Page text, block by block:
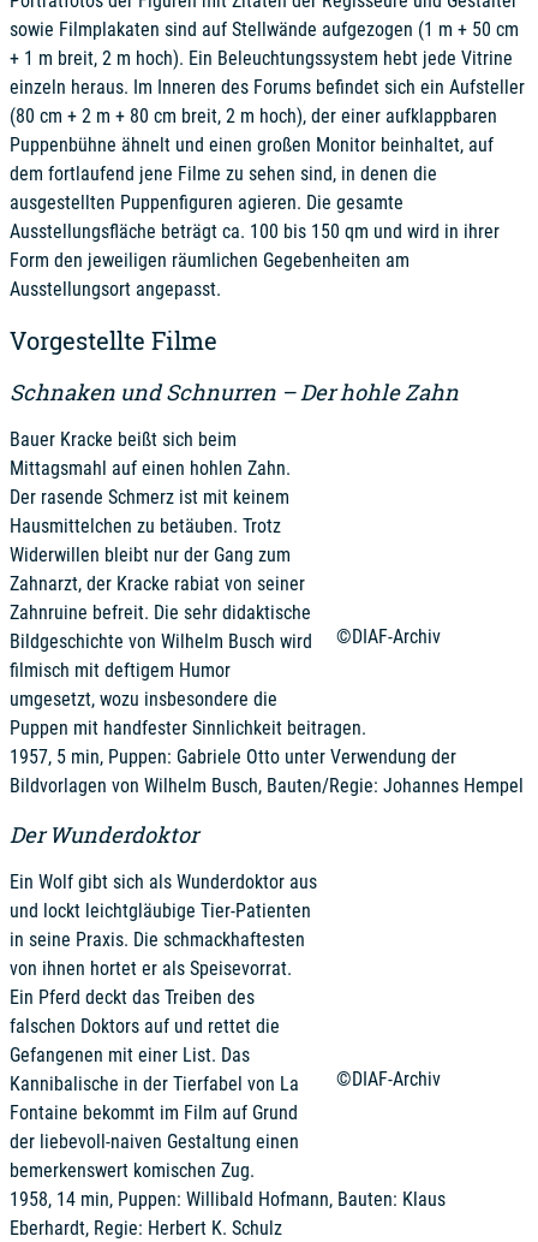
sowie Filmplakaten sind auf Stellwände aufgezogen (1 m + 50 cm
+ 1 m breit, 2 m hoch). Ein Beleuchtungssystem hebt jede Vitrine
einzeln heraus. Im Inneren des Forums befindet sich ein Aufsteller
(80 cm + 2 m + 80 cm breit, 2 m hoch), der einer aufklappbaren
Puppenbühne ähnelt und einen großen Monitor beinhaltet, auf
dem fortlaufend jene Filme zu sehen sind, in denen die
ausgestellten Puppenfiguren agieren. Die gesamte
Ausstellungsfläche beträgt ca. 100 bis 150 qm und wird in ihrer
Form den jeweiligen räumlichen Gegebenheiten am
Ausstellungsort angepasst.
Vorgestellte Filme
Schnaken und Schnurren – Der hohle Zahn
©DIAF-Archiv
Bauer Kracke beißt sich beim
Mittagsmahl auf einen hohlen Zahn.
Der rasende Schmerz ist mit keinem
Hausmittelchen zu betäuben. Trotz
Widerwillen bleibt nur der Gang zum
Zahnarzt, der Kracke rabiat von seiner
Zahnruine befreit. Die sehr didaktische
Bildgeschichte von Wilhelm Busch wird
filmisch mit deftigem Humor
umgesetzt, wozu insbesondere die
Puppen mit handfester Sinnlichkeit beitragen.
1957, 5 min, Puppen: Gabriele Otto unter Verwendung der
Bildvorlagen von Wilhelm Busch, Bauten/Regie: Johannes Hempel
Der Wunderdoktor
©DIAF-Archiv
Ein Wolf gibt sich als Wunderdoktor aus
und lockt leichtgläubige Tier-Patienten
in seine Praxis. Die schmackhaftesten
von ihnen hortet er als Speisevorrat.
Ein Pferd deckt das Treiben des
falschen Doktors auf und rettet die
Gefangenen mit einer List. Das
Kannibalische in der Tierfabel von La
Fontaine bekommt im Film auf Grund
der liebevoll-naiven Gestaltung einen
bemerkenswert komischen Zug.
1958, 14 min, Puppen: Willibald Hofmann, Bauten: Klaus
Eberhardt, Regie: Herbert K. Schulz